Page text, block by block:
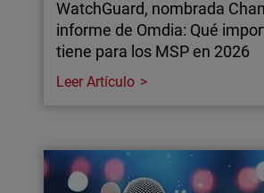
WatchGuard, nombrada
informe de Omdia: Qué
tiene para los MSP en 2026
Leer Artículo